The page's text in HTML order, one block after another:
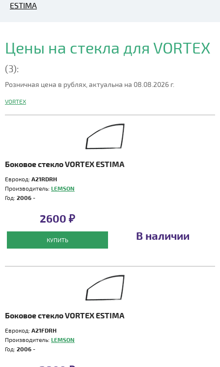
ESTIMA
Цены на стекла для VORTEX
(3):
Розничная цена в рублях, актуальна на 08.08.2026 г.
VORTEX
Боковое стекло VORTEX ESTIMA
Еврокод: A21RDRH
Производитель: LEMSON
Год: 2006 -
2600 ₽
КУПИТЬ В наличии
Боковое стекло VORTEX ESTIMA
Еврокод: A21FDRH
Производитель: LEMSON
Год: 2006 -